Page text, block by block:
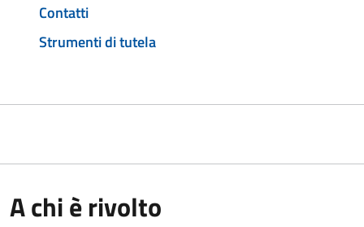
Contatti
Strumenti di tutela
A chi è rivolto